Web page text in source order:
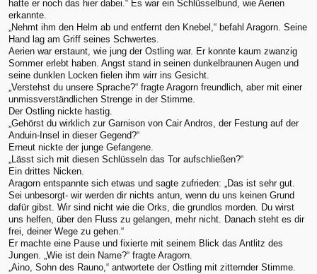
hatte er noch das hier dabei.“ Es war ein Schlüsselbund, wie Aerien
erkannte.
„Nehmt ihm den Helm ab und entfernt den Knebel,“ befahl Aragorn. Seine
Hand lag am Griff seines Schwertes.
Aerien war erstaunt, wie jung der Ostling war. Er konnte kaum zwanzig
Sommer erlebt haben. Angst stand in seinen dunkelbraunen Augen und
seine dunklen Locken fielen ihm wirr ins Gesicht.
„Verstehst du unsere Sprache?“ fragte Aragorn freundlich, aber mit einer
unmissverständlichen Strenge in der Stimme.
Der Ostling nickte hastig.
„Gehörst du wirklich zur Garnison von Cair Andros, der Festung auf der
Anduin-Insel in dieser Gegend?“
Erneut nickte der junge Gefangene.
„Lässt sich mit diesen Schlüsseln das Tor aufschließen?“
Ein drittes Nicken.
Aragorn entspannte sich etwas und sagte zufrieden: „Das ist sehr gut.
Sei unbesorgt- wir werden dir nichts antun, wenn du uns keinen Grund
dafür gibst. Wir sind nicht wie die Orks, die grundlos morden. Du wirst
uns helfen, über den Fluss zu gelangen, mehr nicht. Danach steht es dir
frei, deiner Wege zu gehen.“
Er machte eine Pause und fixierte mit seinem Blick das Antlitz des
Jungen. „Wie ist dein Name?“ fragte Aragorn.
„Aino, Sohn des Rauno,“ antwortete der Ostling mit zitternder Stimme.